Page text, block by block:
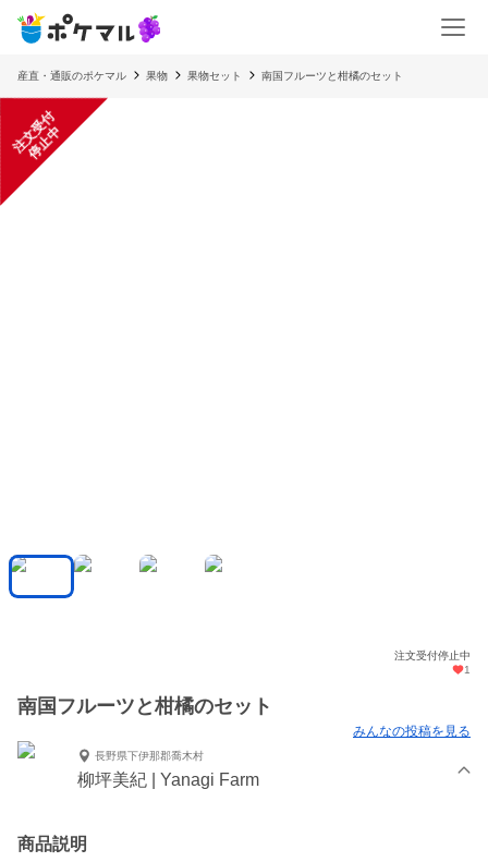
産直・通販のポケマル 果物 果物セット 南国フルーツと柑橘のセット
注
文
受
付
停
止
中
注文受付停止中
1
南国フルーツと柑橘のセット
みんなの投稿を見る
長野県下伊那郡喬木村
柳坪美紀 | Yanagi Farm
商品説明